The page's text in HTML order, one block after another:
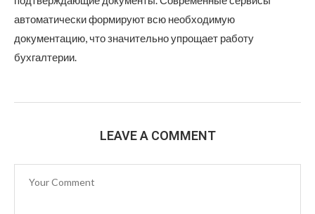
автоматически формируют всю необходимую
документацию, что значительно упрощает работу
бухгалтерии.
LEAVE A COMMENT